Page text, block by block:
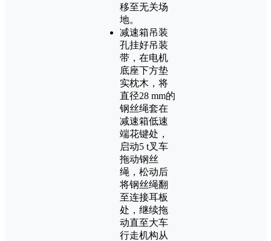
移至无关场
地。
减速箱吊装
孔挂好吊装
带，在电机
底座下方垫
实枕木，将
直径28 mm的
钢丝绳套在
减速箱低速
端花键处，
启动5 t叉车
拖动钢丝
绳，松动后
将钢丝绳翻
至连接耳板
处，继续拖
动直至大车
行走机构从